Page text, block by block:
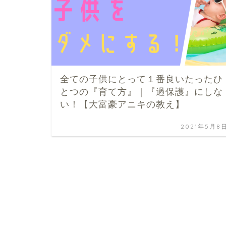
全ての子供にとって１番良いたったひ
とつの『育て方』｜『過保護』にしな
い！【大富豪アニキの教え】
2021年5月8